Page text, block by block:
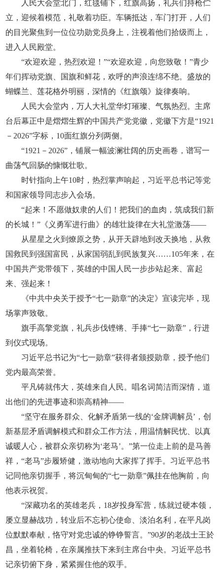
人民大会堂北门，红毯铺下，红旗高扬，礼兵们持枪伫
立，迎候着模范，礼敬着功臣。车辆抵达，车门打开，人们
的目光聚焦到一位位功勋党员身上，注视着他们拾级而上，
进入人民殿堂。
“欢迎欢迎，热烈欢迎！”“欢迎欢迎，向您致敬！”青少
年们挥动党旗、国旗和鲜花，欢呼的声浪连绵不绝。盛放的
蝴蝶兰、莲花格外明丽，深情的《红旗颂》旋律奏响。
人民大会堂内，万人大礼堂华灯璀璨、气氛热烈。主席
台后幕正中是熠熠生辉的中国共产党党徽，党徽下方是“1921
－2026”字标，10面红旗分列两侧。
“1921－2026”，铺展一幅波澜壮阔的历史画卷，谱写一
曲荡气回肠的慷慨壮歌。
时针指向上午10时，热烈掌声响起，习近平总书记等党
和国家领导同志步入会场。
“起来！不愿做奴隶的人们！把我们的血肉，筑成我们新
的长城！”《义勇军进行曲》的雄壮旋律在大礼堂激荡——
从星星之火到燎原之势，从开天辟地到改天换地，从救
国救民到强国富民，从家国弱乱到民族复兴……105年来，在
中国共产党带领下，英雄的中国人民一步步站起来、富起
来、强起来！
《中共中央关于授予“七一勋章”的决定》宣读完毕，现
场掌声致敬。
旗手高擎党旗，礼兵步伐铿锵、手捧“七一勋章”，行进
到仪式现场。
习近平总书记为“七一勋章”获得者颁授勋章，授予他们
党内最高荣誉。
平凡铸就伟大，英雄来自人民。唱名词简洁而深情，道
出他们的先进事迹和崇高精神——
“坚守在服务群众、化解矛盾第一线的‘金牌调解员’，创
新基层矛盾调解模式和群众工作方法，用温情解民忧、以真
诚暖人心，被群众亲切称为‘老马’。”第一位走上前的是马善
祥，“老马”步履矫健，激动地向大家挥了挥手。习近平总书
记同他亲切握手，将沉甸甸的“七一勋章”佩挂在他胸前，向
他表示祝贺。
“深藏功名的英雄老兵，18岁投身军营，练就过硬本领，
屡立显赫战功，转业后不忘初心使命、淡泊名利，在平凡岗
位默默奉献，恪守对党忠诚的铮铮誓言。”90岁的老战士王於
昌，坐着轮椅，在亲属推扶下来到主席台中央。习近平总书
记亲切俯下身，紧紧握住他的双手。